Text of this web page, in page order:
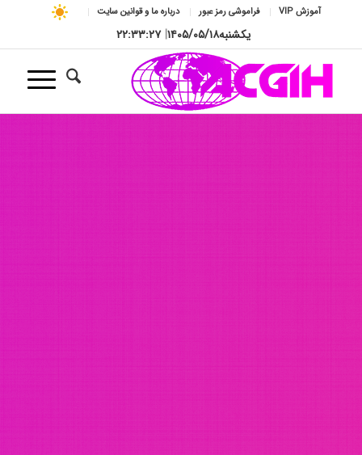
آموزش VIP فراموشی رمز عبور درباره ما و قوانین سایت
یکشنبه۱۴۰۵/۰۵/۱۸| ۲۲:۳۳:۲۹